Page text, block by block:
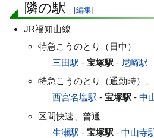
隣の駅 [編集]
JR福知山線
特急こうのとり（日中）
三田駅 -宝塚駅 - 尼崎駅
特急こうのとり（通勤時）
西宮名塩駅 -宝塚駅 -中
区間快速、普通
生瀬駅 -宝塚駅 -中山寺